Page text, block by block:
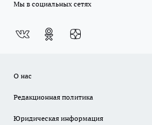
Мы в социальных сетях
О нас
Редакционная политика
Юридическая информация